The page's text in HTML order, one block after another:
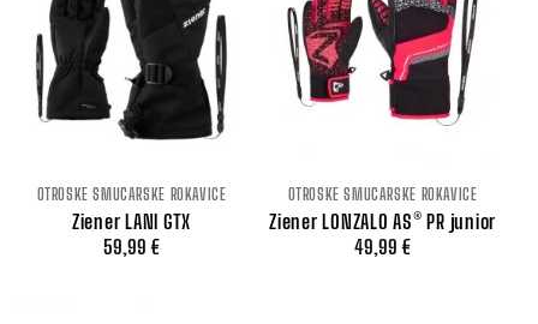
OTROŠKE SMUČARSKE ROKAVICE
Ziener LANI GTX
59,99 €
OTROŠKE SMUČARSKE ROKAVICE
Ziener LONZALO AS® PR junior
49,99 €